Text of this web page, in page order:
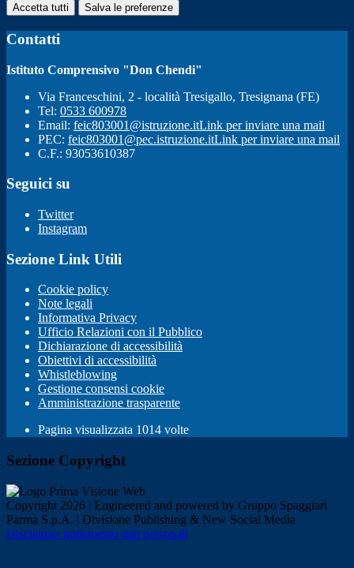
Accetta tutti Salva le preferenze
Contatti
Istituto Comprensivo "Don Chendi"
Via Franceschini, 2 - località Tresigallo, Tresignana (FE)
Tel: 0533 600978
Email: feic803001@istruzione.itLink per inviare una mail
PEC: feic803001@pec.istruzione.itLink per inviare una mail
C.F.: 93053610387
Seguici su
Twitter
Instagram
Sezione Link Utili
Cookie policy
Note legali
Informativa Privacy
Ufficio Relazioni con il Pubblico
Dichiarazione di accessibilità
Obiettivi di accessibilità
Whistleblowing
Gestione consensi cookie
Amministrazione trasparente
Pagina visualizzata 1014 volte
Sezione Copyright
Copyright 2026 | Engineered and powered by Gruppo Spaggiari
Parma S.p.A. | Divisione Publishing & New Social Media
Disclaimer trattamento dati personali